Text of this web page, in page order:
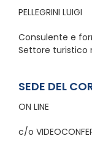
PELLEGRINI LUIGI
Consulente e
Settore turistico
SEDE DEL
ON LINE
c/o